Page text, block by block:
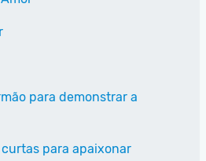
para demonstrar a
para apaixonar